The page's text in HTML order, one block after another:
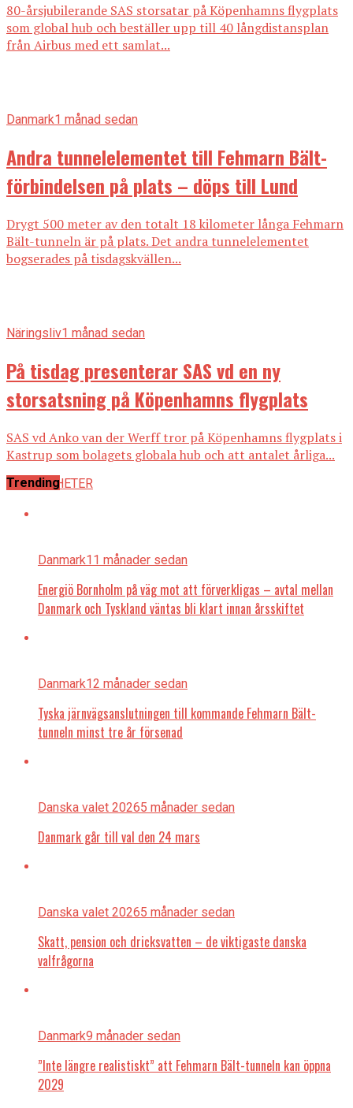
80-årsjubilerande SAS storsatar på Köpenhamns flygplats
som global hub och beställer upp till 40 långdistansplan
från Airbus med ett samlat...
Danmark1 månad sedan
Andra tunnelelementet till Fehmarn Bält-
förbindelsen på plats – döps till Lund
Drygt 500 meter av den totalt 18 kilometer långa Fehmarn
Bält-tunneln är på plats. Det andra tunnelelementet
bogserades på tisdagskvällen...
Näringsliv1 månad sedan
På tisdag presenterar SAS vd en ny
storsatsning på Köpenhamns flygplats
SAS vd Anko van der Werff tror på Köpenhamns flygplats i
Kastrup som bolagets globala hub och att antalet årliga...
ALLA NYHETER
Trending
Danmark11 månader sedan
Energiö Bornholm på väg mot att förverkligas – avtal mellan
Danmark och Tyskland väntas bli klart innan årsskiftet
Danmark12 månader sedan
Tyska järnvägsanslutningen till kommande Fehmarn Bält-
tunneln minst tre år försenad
Danska valet 20265 månader sedan
Danmark går till val den 24 mars
Danska valet 20265 månader sedan
Skatt, pension och dricksvatten – de viktigaste danska
valfrågorna
Danmark9 månader sedan
”Inte längre realistiskt” att Fehmarn Bält-tunneln kan öppna
2029